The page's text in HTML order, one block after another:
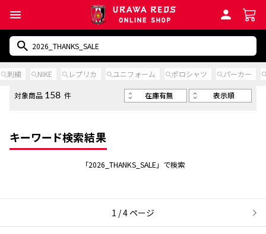
刺繍 NIKE レプリカ ユニフォーム ポロシャツ パーカー
キーワード検索結果
「2026_THANKS_SALE」で検索
対象商品 158 件 在庫有無 表示順
1 / 4 ページ 次